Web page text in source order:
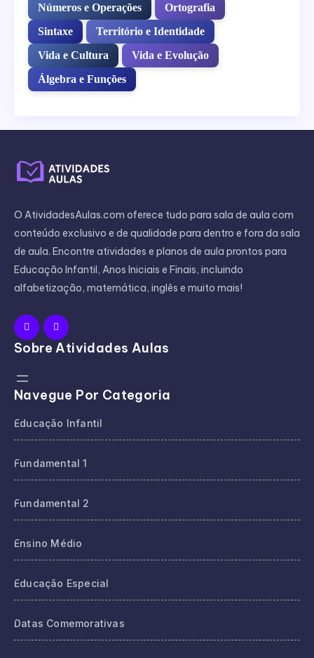
Números e Operações
Ortografia
Sintaxe
Território e Identidade
Vida e Cultura
Vida e Evolução
Álgebra e Funções
O AtividadesAulas.com oferece tudo para sala de aula com
conteúdo exclusivo e de qualidade para dentro e fora da sala
de aula. Encontre atividades e planos de aula prontos para
Educação Infantil, Anos Iniciais e Finais, incluindo
alfabetização, matemática, inglês e muito mais!
Sobre Atividades Aulas
Navegue Por Categoria
Educação Infantil
Fundamental 1
Fundamental 2
Ensino Médio
Educação Especial
Datas Comemorativas